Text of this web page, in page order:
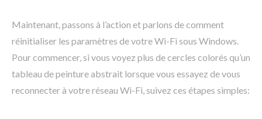
Maintenant, passons à l’action et parlons de comment
réinitialiser les paramètres de votre Wi-Fi sous Windows.
Pour commencer, si vous voyez plus de cercles colorés qu’un
tableau de peinture abstrait lorsque vous essayez de vous
reconnecter à votre réseau Wi-Fi, suivez ces étapes simples: